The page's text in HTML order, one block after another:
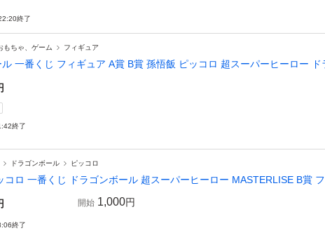
終了
もちゃ、ゲーム フィギュア
ル 一番くじ フィギュア A賞 B賞 孫悟飯 ピッコロ 超スーパーヒーロー ド
終了
ドラゴンボール ピッコロ
ロ 一番くじ ドラゴンボール 超スーパーヒーロー MASTERLISE B賞
開始 1,000円
終了